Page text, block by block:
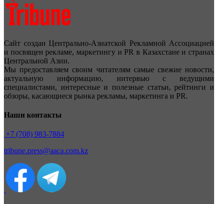
Сайт создан Центрально-Азиатской Рекламной Ассоциацией
и посвящен рекламе, маркетингу и PR в Казахстане и странах
Центральной Азии.
Мы предоставляем своим читателям самые свежие новости,
актуальную информацию, интервью с ведущими
специалистами, интересные и полезные статьи, рейтинги и
обзоры, касающиеся рынка рекламы, маркетинга и PR.
Наши контакты
+7 (708) 983-7884
tribune.press@aaca.com.kz